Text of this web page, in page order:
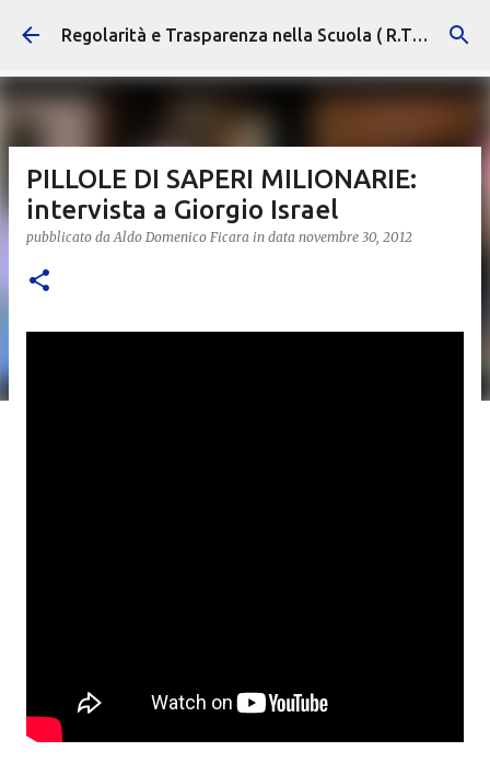
Passa ai contenuti principali Regolarità e Trasparenza nella Scuola ( R.T.S. )
PILLOLE DI SAPERI MILIONARIE:
intervista a Giorgio Israel
pubblicato daAldo Domenico Ficara in data novembre 30, 2012